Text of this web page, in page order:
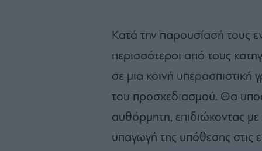
Κατά την παρουσίασή τους
περισσότεροι από τους
σε μια κοινή
του προσχεδιασμού. Θα
αυθόρμητη, επιδιώκοντας
υπαγωγή της υπόθεσης στις